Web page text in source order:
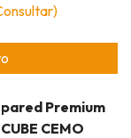
Premium
CEMO